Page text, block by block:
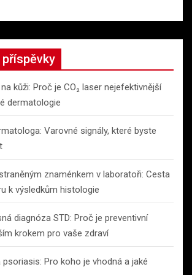
kůži: Proč je CO₂ laser nejefektivnější
dermatologie
Varovné signály, které byste
znaménkem v laboratoři: Cesta
k výsledkům histologie
diagnóza STD: Proč je preventivní
krokem pro vaše zdraví
Pro koho je vhodná a jaké